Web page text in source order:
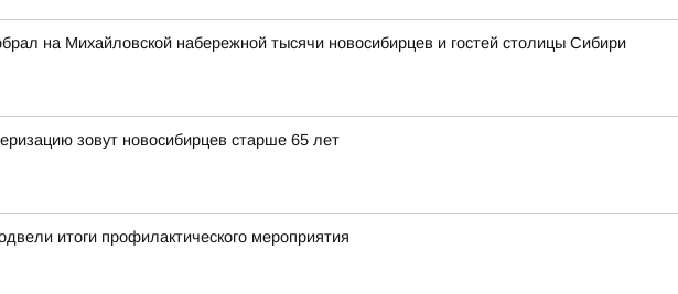
на Михайловской набережной тысячи новосибирцев и гостей столицы Сибири
зовут новосибирцев старше 65 лет
итоги профилактического мероприятия